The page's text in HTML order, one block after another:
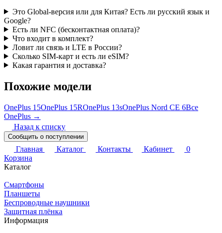
Это Global-версия или для Китая? Есть ли русский язык и
Google?
Есть ли NFC (бесконтактная оплата)?
Что входит в комплект?
Ловит ли связь и LTE в России?
Сколько SIM-карт и есть ли eSIM?
Какая гарантия и доставка?
Похожие модели
OnePlus 15OnePlus 15ROnePlus 13sOnePlus Nord CE 6Все
OnePlus →
Назад к списку
Сообщить о поступлении
Главная Каталог Контакты Кабинет
0
Корзина
Каталог
Смартфоны
Планшеты
Беспроводные наушники
Защитная плёнка
Информация